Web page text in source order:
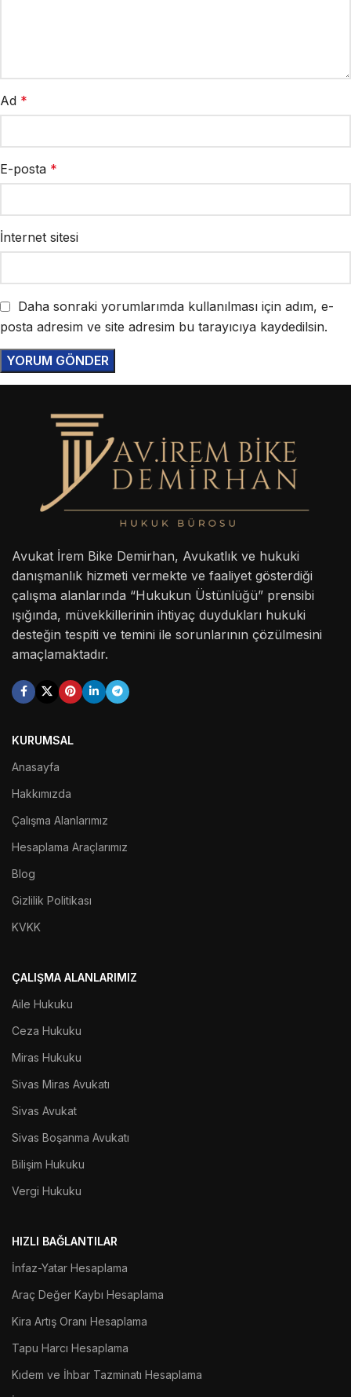
Ad *
E-posta *
İnternet sitesi
Daha sonraki yorumlarımda kullanılması için adım, e-
posta adresim ve site adresim bu tarayıcıya kaydedilsin.
Avukat İrem Bike Demirhan, Avukatlık ve hukuki
danışmanlık hizmeti vermekte ve faaliyet gösterdiği
çalışma alanlarında “Hukukun Üstünlüğü” prensibi
ışığında, müvekkillerinin ihtiyaç duydukları hukuki
desteğin tespiti ve temini ile sorunlarının çözülmesini
amaçlamaktadır.
KURUMSAL
Anasayfa
Hakkımızda
Çalışma Alanlarımız
Hesaplama Araçlarımız
Blog
Gizlilik Politikası
KVKK
ÇALIŞMA ALANLARIMIZ
Aile Hukuku
Ceza Hukuku
Miras Hukuku
Sivas Miras Avukatı
Sivas Avukat
Sivas Boşanma Avukatı
Bilişim Hukuku
Vergi Hukuku
HIZLI BAĞLANTILAR
İnfaz-Yatar Hesaplama
Araç Değer Kaybı Hesaplama
Kira Artış Oranı Hesaplama
Tapu Harcı Hesaplama
Kıdem ve İhbar Tazminatı Hesaplama